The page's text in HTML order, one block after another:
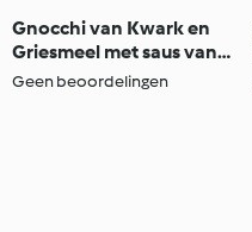
Gnocchi van Kwark en
Griesmeel met saus van
Vers Fruit
Geen beoordelingen